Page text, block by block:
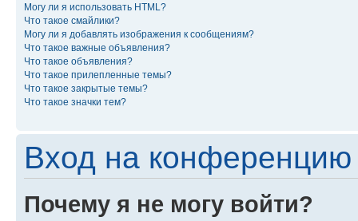
Могу ли я использовать HTML?
Что такое смайлики?
Могу ли я добавлять изображения к сообщениям?
Что такое важные объявления?
Что такое объявления?
Что такое прилепленные темы?
Что такое закрытые темы?
Что такое значки тем?
Вход на конференцию
Почему я не могу войти?